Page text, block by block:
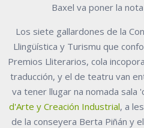
Baxel va poner la
Los siete gallardones de la
Llingüística y Turismu que
Premios Lliterarios, cola
traducción, y el de teatru van
va tener llugar na nomada sala
d'Arte y Creación Industrial, a
de la conseyera Berta Piñán y